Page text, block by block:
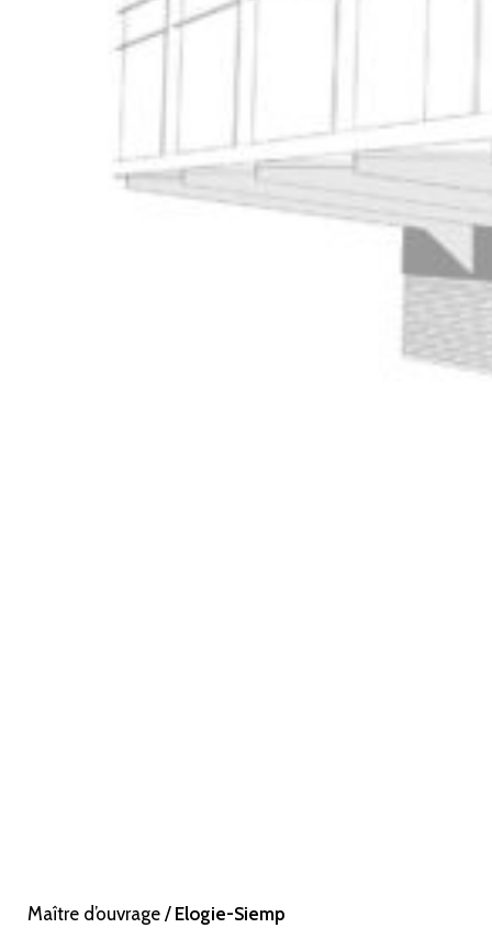
Maître d’ouvrage / Elogie-Siemp